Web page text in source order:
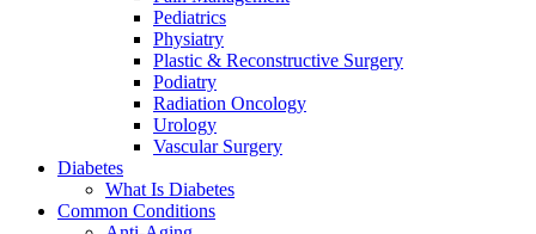
Pediatrics
Physiatry
Plastic & Reconstructive Surgery
Podiatry
Radiation Oncology
Urology
Vascular Surgery
Diabetes
What Is Diabetes
Common Conditions